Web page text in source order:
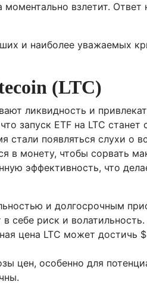
взлетит.
и наиболее уважаемых
(LTC)
ликвидность и
запуск ETF на LTC
стали появляться слухи о
в монету, чтобы сорвать
эффективность, что
и долгосрочным
себе риск и волатильность.
цена LTC может достичь
цен, особенно для